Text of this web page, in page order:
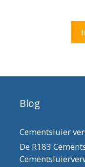
Blog
Cementsluier
De R183